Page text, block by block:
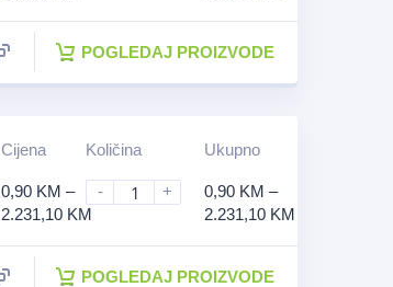
POGLEDAJ PROIZVODE
Cijena
0,90 KM –
2.231,10 KM
Količina
- +
Ukupno
0,90 KM –
2.231,10 KM
POGLEDAJ PROIZVODE